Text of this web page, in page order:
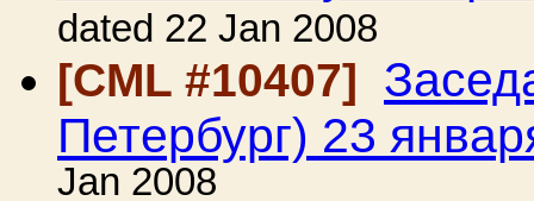
dated 22 Jan 2008
[CML #10407]
Петербург) 23
Jan 2008